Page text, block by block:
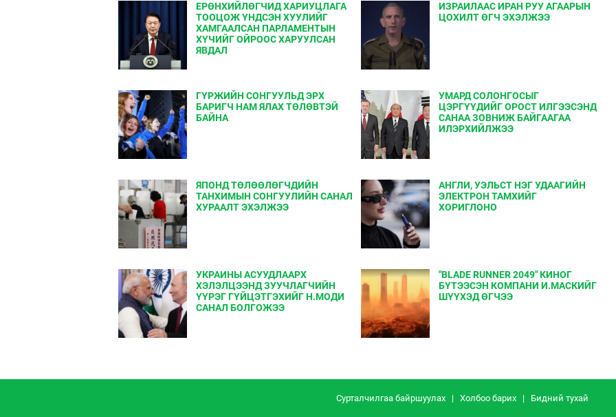
ЕРӨНХИЙЛӨГЧИД ХАРИУЦЛАГА
ТООЦОЖ ҮНДСЭН ХУУЛИЙГ
ХАМГААЛСАН ПАРЛАМЕНТЫН
ХҮЧИЙГ ОЙРООС ХАРУУЛСАН
ЯВДАЛ
ИЗРАИЛААС ИРАН РУУ АГААРЫН
ЦОХИЛТ ӨГЧ ЭХЭЛЖЭЭ
ГҮРЖИЙН СОНГУУЛЬД ЭРХ
БАРИГЧ НАМ ЯЛАХ ТӨЛӨВТЭЙ
БАЙНА
УМАРД СОЛОНГОСЫГ
ЦЭРГҮҮДИЙГ ОРОСТ ИЛГЭЭСЭНД
САНАА ЗОВНИЖ БАЙГААГАА
ИЛЭРХИЙЛЖЭЭ
ЯПОНД ТӨЛӨӨЛӨГЧДИЙН
ТАНХИМЫН СОНГУУЛИЙН САНАЛ
ХУРААЛТ ЭХЭЛЖЭЭ
АНГЛИ, УЭЛЬСТ НЭГ УДААГИЙН
ЭЛЕКТРОН ТАМХИЙГ
ХОРИГЛОНО
УКРАИНЫ АСУУДЛААРХ
ХЭЛЭЛЦЭЭНД ЗУУЧЛАГЧИЙН
ҮҮРЭГ ГҮЙЦЭТГЭХИЙГ Н.МОДИ
САНАЛ БОЛГОЖЭЭ
"BLADE RUNNER 2049" КИНОГ
БҮТЭЭСЭН КОМПАНИ И.МАСКИЙГ
ШҮҮХЭД ӨГЧЭЭ
Сурталчилгаа байршуулах| Холбоо барих| Бидний тухай